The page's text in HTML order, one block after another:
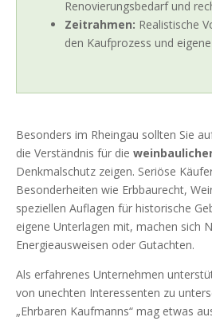
Renovierungsbedarf und
Zeitrahmen: Realistische
den Kaufprozess und
Besonders im Rheingau sollten Sie
die Verständnis für die
Denkmalschutz zeigen. Seriöse
Besonderheiten wie Erbbaurecht,
speziellen Auflagen für historische
eigene Unterlagen mit, machen sich
Energieausweisen oder Gutachten.
Als erfahrenes Unternehmen
von unechten Interessenten zu
„Ehrbaren Kaufmanns“ mag etwas